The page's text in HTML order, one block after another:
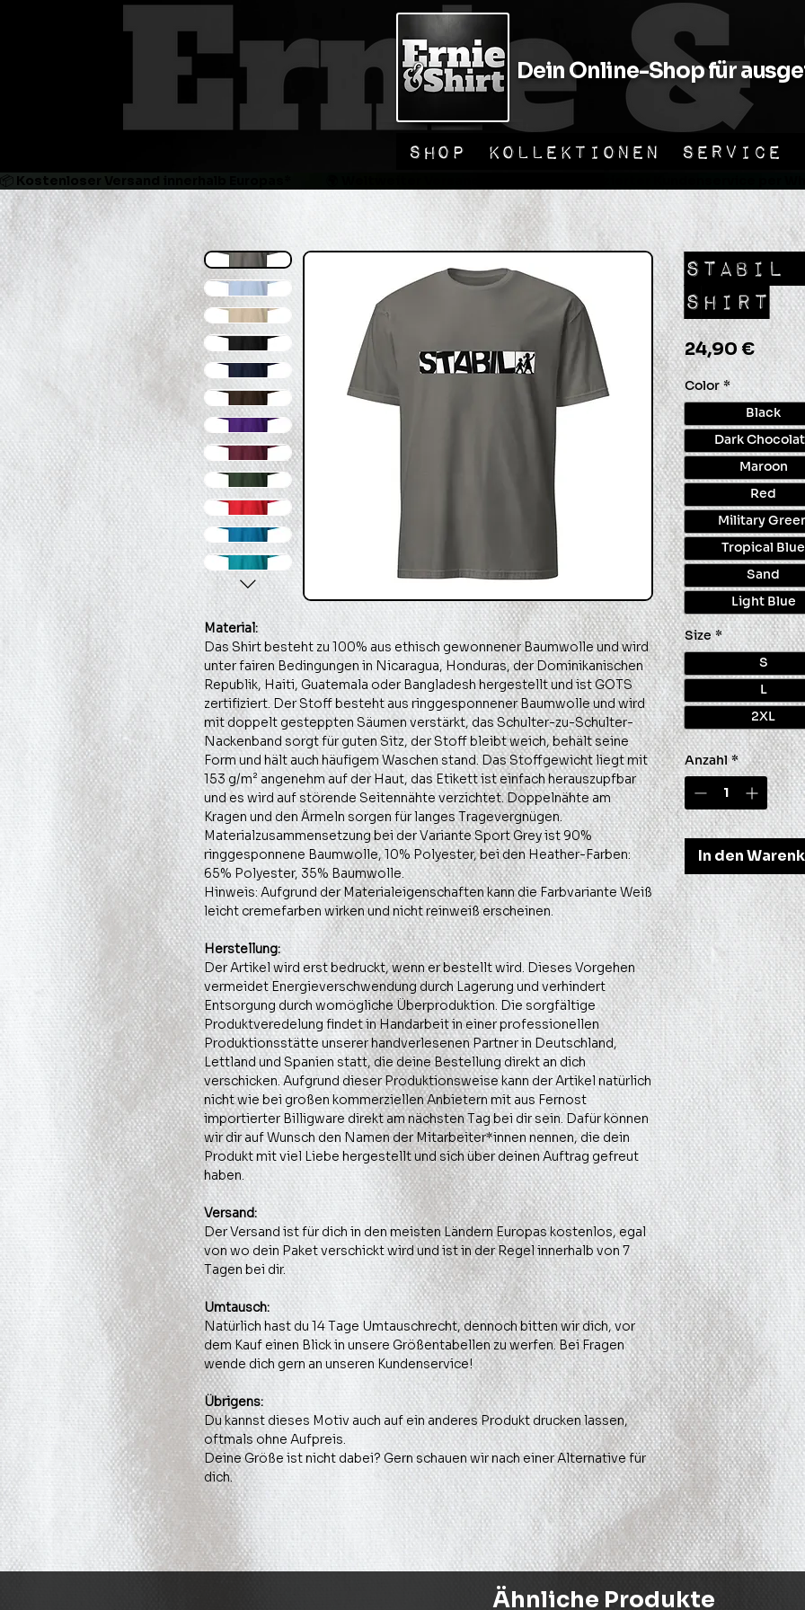
Dein Online-Shop für
SHOP KOLLEKTIONEN SERVICE
📦 Kostenloser Versand innerhalb Europas*             🌍 Weltweiter Versand                📞 Unkomplizierter Kundenservice
Material:
Das Shirt besteht zu 100% aus ethisch gewonnener Baumwolle und wird
unter fairen Bedingungen in Nicaragua, Honduras, der Dominikanischen
Republik, Haiti, Guatemala oder Bangladesh hergestellt und ist GOTS
zertifiziert. Der Stoff besteht aus ringgesponnener Baumwolle und wird
mit doppelt gesteppten Säumen verstärkt, das Schulter-zu-Schulter-
Nackenband sorgt für guten Sitz, der Stoff bleibt weich, behält seine
Form und hält auch häufigem Waschen stand. Das Stoffgewicht liegt mit
153 g/m² angenehm auf der Haut, das Etikett ist einfach herauszupfbar
und es wird auf störende Seitennähte verzichtet. Doppelnähte am
Kragen und den Ärmeln sorgen für langes Tragevergnügen.
Materialzusammensetzung bei der Variante Sport Grey ist 90%
ringgesponnene Baumwolle, 10% Polyester, bei den Heather-Farben:
65% Polyester, 35% Baumwolle.
Hinweis: Aufgrund der Materialeigenschaften kann die Farbvariante Weiß
leicht cremefarben wirken und nicht reinweiß erscheinen.
Herstellung:
Der Artikel wird erst bedruckt, wenn er bestellt wird. Dieses Vorgehen
vermeidet Energieverschwendung durch Lagerung und verhindert
Entsorgung durch womögliche Überproduktion. Die sorgfältige
Produktveredelung findet in Handarbeit in einer professionellen
Produktionsstätte unserer handverlesenen Partner in Deutschland,
Lettland und Spanien statt, die deine Bestellung direkt an dich
verschicken. Aufgrund dieser Produktionsweise kann der Artikel natürlich
nicht wie bei großen kommerziellen Anbietern mit aus Fernost
importierter Billigware direkt am nächsten Tag bei dir sein. Dafür können
wir dir auf Wunsch den Namen der Mitarbeiter*innen nennen, die dein
Produkt mit viel Liebe hergestellt und sich über deinen Auftrag gefreut
haben.
Versand:
Der Versand ist für dich in den meisten Ländern Europas kostenlos, egal
von wo dein Paket verschickt wird und ist in der Regel innerhalb von 7
Tagen bei dir.
Umtausch:
Natürlich hast du 14 Tage Umtauschrecht, dennoch bitten wir dich, vor
dem Kauf einen Blick in unsere Größentabellen zu werfen. Bei Fragen
wende dich gern an unseren Kundenservice!
Übrigens:
Du kannst dieses Motiv auch auf ein anderes Produkt drucken lassen,
oftmals ohne Aufpreis.
Deine Größe ist nicht dabei? Gern schauen wir nach einer Alternative für
dich.
STABIL
SHIRT
24,90 €Preis
Color *
Black
Dark
Maroon
Red
Military
Tropical Blue
Sand
Light Blue
Size *
S
L
2XL
Anzahl *
In den
Ähnliche Produkte